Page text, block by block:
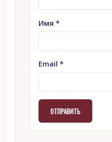
Имя *
Email *